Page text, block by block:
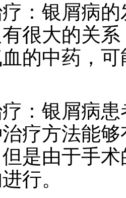
：银屑病的
很大的关
的中药，
：银屑病
疗方法能
是由于手
行。